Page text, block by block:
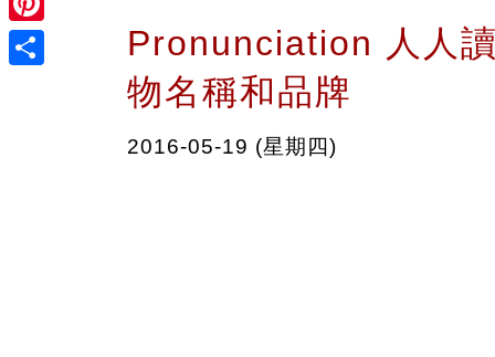
Pinterest
Pronunciation 人人
物名稱和品牌
2016-05-19 (星期四)